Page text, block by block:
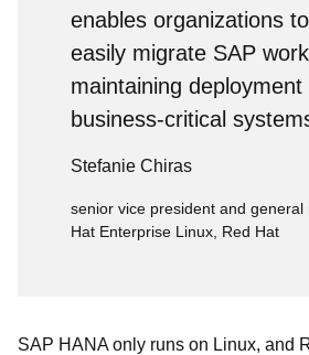
enables organizations
easily migrate SAP
maintaining deployment
business-critical
Stefanie Chiras
senior vice president and general
Hat Enterprise Linux, Red Hat
SAP HANA only runs on Linux, and